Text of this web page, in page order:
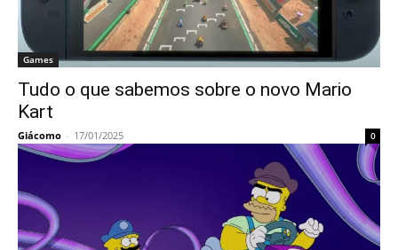
Games
Tudo o que sabemos sobre o novo Mario
Kart
Giácomo - 17/01/2025 0